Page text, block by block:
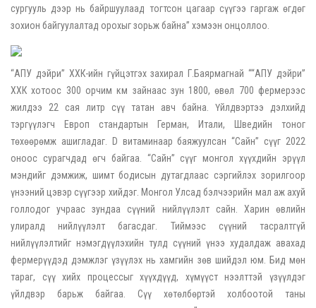
сургууль дээр нь байршуулаад тогтсон цагаар сүүгээ гаргаж өгдөг
зохион байгуулалтад орохыг зорьж байна” хэмээн онцоллоо.
“АПУ дэйри” ХХК-ийн гүйцэтгэх захирал Г.Баярмагнай ““АПУ дэйри”
ХХК хотоос 300 орчим км зайнаас зун 1800, өвөл 700 фермерээс
жилдээ 22 сая литр сүү татан авч байна. Үйлдвэртээ дэлхийд
тэргүүлэгч Европ стандартын Герман, Итали, Шведийн тоног
төхөөрөмж ашигладаг. D витаминаар баяжуулсан “Сайн” сүүг 2022
оноос сурагчдад өгч байгаа. “Сайн” сүүг монгол хүүхдийн эрүүл
мэндийг дэмжиж, шимт бодисын дутагдлаас сэргийлэх зорилгоор
үнээний цэвэр сүүгээр хийдэг. Монгол Улсад бэлчээрийн мал аж ахуй
голлодог учраас зундаа сүүний нийлүүлэлт сайн. Харин өвлийн
улиралд нийлүүлэлт багасдаг. Тиймээс сүүний тасралтгүй
нийлүүлэлтийг нэмэгдүүлэхийн тулд сүүний үнээ худалдаж авахад
фермерүүдэд дэмжлэг үзүүлэх нь хамгийн зөв шийдэл юм. Бид мөн
тараг, сүү хийх процессыг хүүхдүүд, хүмүүст нээлттэй үзүүлдэг
үйлдвэр барьж байгаа. Сүү хөтөлбөртэй холбоотой таны